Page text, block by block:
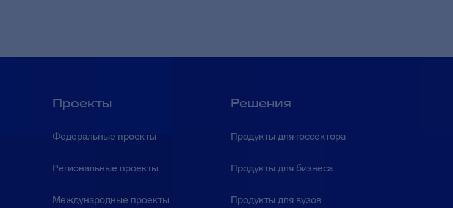
Проекты
Федеральные проекты
Региональные проекты
Международные проекты
Решения
Продукты для госсектора
Продукты для бизнеса
Продукты для вузов